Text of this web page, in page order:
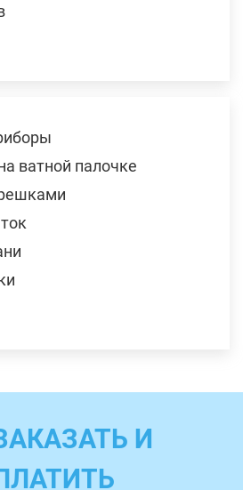
ватной палочке
И